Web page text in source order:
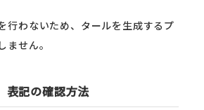
行わないため、タールを生成するプ
ません。
表記の確認方法